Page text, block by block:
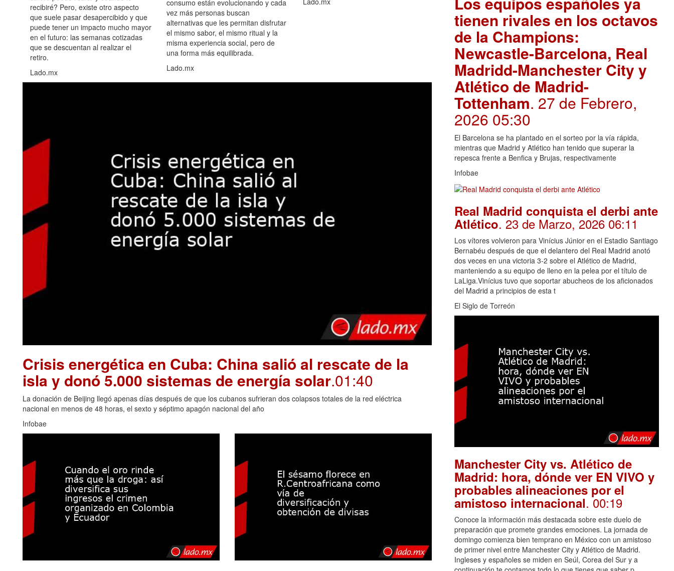
recibiré? Pero, existe otro aspecto
que suele pasar desapercibido y que
puede tener un impacto mucho mayor
en el futuro: las semanas cotizadas
que se descuentan al realizar el
retiro.
Lado.mx
consumo están evolucionando y cada
vez más personas buscan
alternativas que les permitan disfrutar
el mismo sabor, el mismo ritual y la
misma experiencia social, pero de
una forma más equilibrada.
Lado.mx
Crisis energética en Cuba: China salió al rescate de la
isla y donó 5.000 sistemas de energía solar.01:40
La donación de Beijing llegó apenas días después de que los cubanos sufrieran dos colapsos totales de la red eléctrica
nacional en menos de 48 horas, el sexto y séptimo apagón nacional del año
Infobae
tienen rivales en los octavos
de la Champions:
Newcastle-Barcelona, Real
Madridd-Manchester City y
Atlético de Madrid-
Tottenham. 27 de Febrero,
2026 05:30
El Barcelona se ha plantado en el sorteo por la vía rápida,
mientras que Madrid y Atlético han tenido que superar la
repesca frente a Benfica y Brujas, respectivamente
Infobae
Real Madrid conquista el derbi ante
Atlético. 23 de Marzo, 2026 06:11
Los vítores volvieron para Vinícius Júnior en el Estadio Santiago
Bernabéu después de que el delantero del Real Madrid anotó
dos veces en una victoria 3-2 sobre el Atlético de Madrid,
manteniendo a su equipo de lleno en la pelea por el título de
LaLiga.Vinícius tuvo que soportar abucheos de los aficionados
del Madrid a principios de esta t
El Siglo de Torreón
Manchester City vs. Atlético de
Madrid: hora, dónde ver EN VIVO y
probables alineaciones por el
amistoso internacional. 00:19
Conoce la información más destacada sobre este duelo de
preparación que promete grandes emociones. La jornada de
domingo comienza bien temprano en México con un amistoso
de primer nivel entre Manchester City y Atlético de Madrid.
Ingleses y españoles se miden en Seúl, Corea del Sur y a